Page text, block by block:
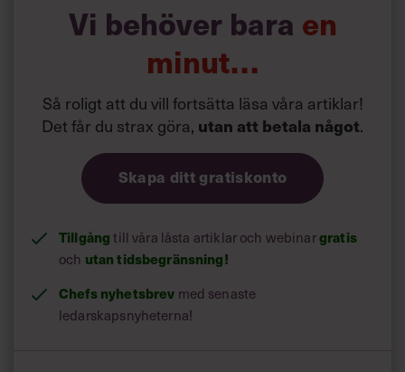
Vi behöver bara en
minut…
Så roligt att du vill fortsätta läsa våra artiklar!
Det får du strax göra, utan att betala något.
Skapa ditt gratiskonto
Tillgångtill våra låsta artiklar och webinargratis
och utan tidsbegränsning!
Chefs nyhetsbrev med senaste
ledarskapsnyheterna!